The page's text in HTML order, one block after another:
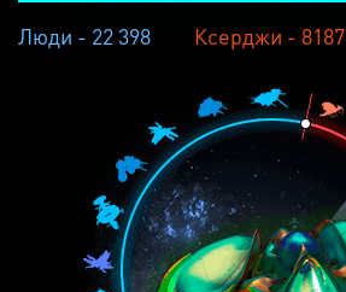
Люди - 22 398 Ксерджи - 8187